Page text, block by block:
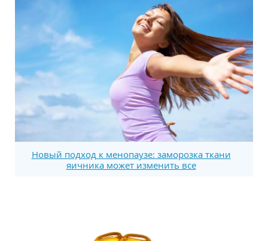
Новый подход к менопаузе: заморозка ткани
яичника может изменить все